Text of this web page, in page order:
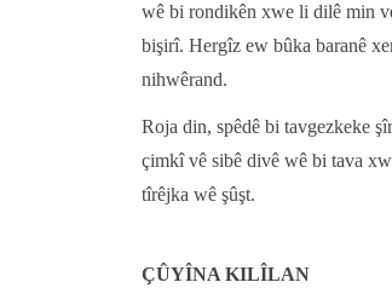
wê bi rondikên xwe li dilê min
bişirî. Hergîz ew bûka baranê
nihwêrand.
Roja din, spêdê bi tavgezkeke
çimkî vê sibê divê wê bi tava
tîrêjka wê şûşt.
ÇÛYÎNA KILÎLAN